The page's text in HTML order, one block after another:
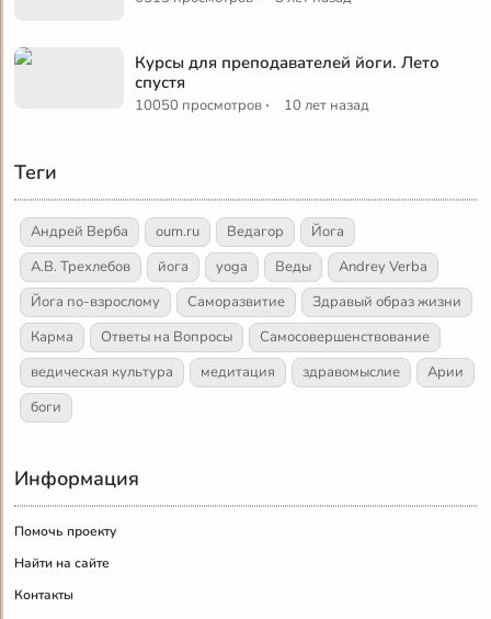
Курсы для преподавателей йоги. Лето
спустя
10050 просмотров · 10 лет назад
Теги
Андрей Верба oum.ru Ведагор
Йога
А.В. Трехлебов
йога yoga Веды
Andrey Verba
Йога по-взрослому
Саморазвитие
Здравый образ жизни
Карма
Ответы на Вопросы
Самосовершенствование
ведическая культура
медитация здравомыслие
Арии
боги
Информация
Помочь проекту
Найти на сайте
Контакты